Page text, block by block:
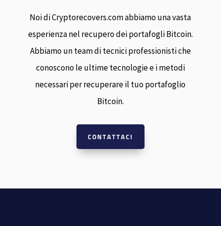
Noi di Cryptorecovers.com abbiamo una vasta
esperienza nel recupero dei portafogli Bitcoin.
Abbiamo un team di tecnici professionisti che
conoscono le ultime tecnologie e i metodi
necessari per recuperare il tuo portafoglio
Bitcoin.
CONTATTACI